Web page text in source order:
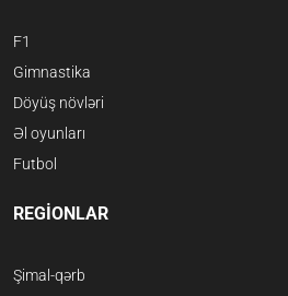
F1
Gimnastika
Döyüş növləri
Əl oyunları
Futbol
REGİONLAR
Şimal-qərb